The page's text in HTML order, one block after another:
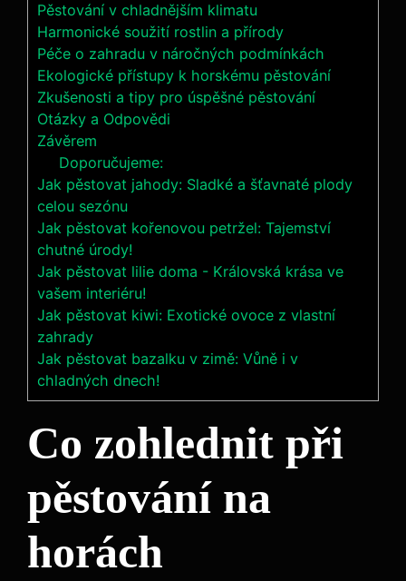
Pěstování v chladnějším klimatu
Harmonické soužití rostlin a přírody
Péče o zahradu v náročných podmínkách
Ekologické přístupy k horskému pěstování
Zkušenosti a tipy pro úspěšné pěstování
Otázky a Odpovědi
Závěrem
Doporučujeme:
Jak pěstovat jahody: Sladké a šťavnaté plody
celou sezónu
Jak pěstovat kořenovou petržel: Tajemství
chutné úrody!
Jak pěstovat lilie doma - Královská krása ve
vašem interiéru!
Jak pěstovat kiwi: Exotické ovoce z vlastní
zahrady
Jak pěstovat bazalku v zimě: Vůně i v
chladných dnech!
Co zohlednit při
pěstování na
horách